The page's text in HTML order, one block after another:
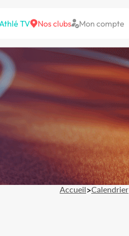
TV Nos clubs Mon compte
Accueil>Calendrier